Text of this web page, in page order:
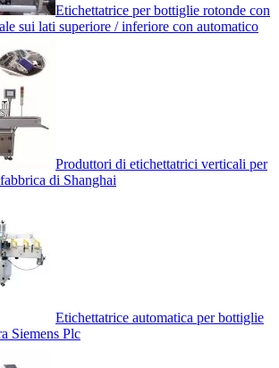
Etichettatrice per bottiglie rotonde con
sui lati superiore / inferiore con automatico
Produttori di etichettatrici verticali per
di Shanghai
Etichettatrice automatica per bottiglie
Siemens Plc